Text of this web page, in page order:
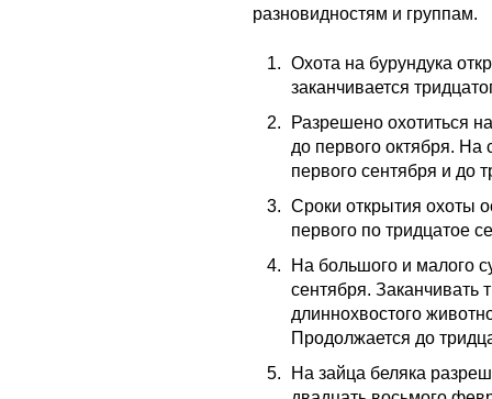
разновидностям и группам.
Охота на бурундука
заканчивается
Разрешено охотиться
до первого октября. На
первого сентября и до
Сроки открытия охоты
первого по тридцатое
На большого и малого
сентября. Заканчивать
длиннохвостого
Продолжается до
На зайца беляка